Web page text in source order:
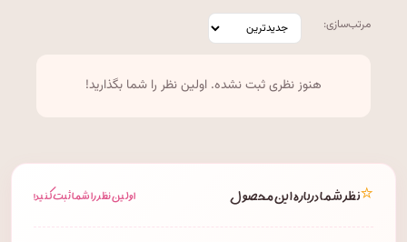
مرتب‌سازی:
هنوز نظری ثبت نشده. اولین نظر را شما بگذارید!
⭐نظر شما درباره این محصول اولین نظر را شما ثبت کنید!